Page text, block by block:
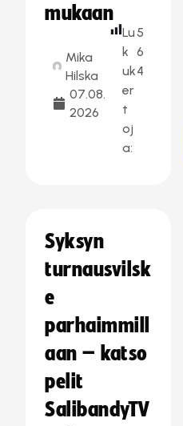
mukaan
Mika
Hilska
07.08.
2026
Lu
k
uk
er
t
oj
a:
5
6
4
Syksyn
turnausvilsk
e
parhaimmill
aan – katso
pelit
SalibandyTV